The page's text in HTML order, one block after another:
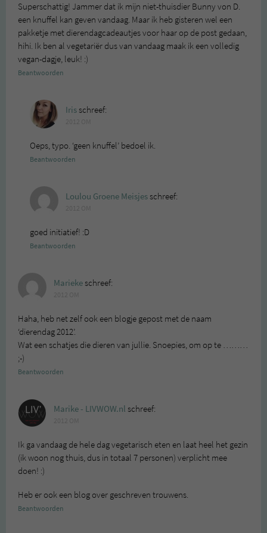
Superschattig! Jammer dat ik mijn niet-thuisdier Bunny von D.
een knuffel kan geven vandaag. Maar ik heb gisteren wel een
pakketje met dierendagcadeautjes voor haar op de post gedaan,
hihi. Ik ben al vegetariër dus van vandaag maak ik een volledig
vegan-dagje, leuk! :)
Beantwoorden
Irisschreef:
Oeps, typo. ‘geen knuffel’ bedoel ik.
Beantwoorden
Loulou Groene Meisjesschreef:
goed initiatief! :D
Beantwoorden
Mariekeschreef:
Haha, heb net zelf ook een blogje gepost met de naam
‘dierendag 2012’.
Wat een schatjes die dieren van jullie. Snoepies, om op te ………
;-)
Beantwoorden
Marike - LIVWOW.nl schreef:
Ik ga vandaag de hele dag vegetarisch eten en laat heel het gezin
(ik woon nog thuis, dus in totaal 7 personen) verplicht mee
doen! :)
Heb er ook een blog over geschreven trouwens.
Beantwoorden